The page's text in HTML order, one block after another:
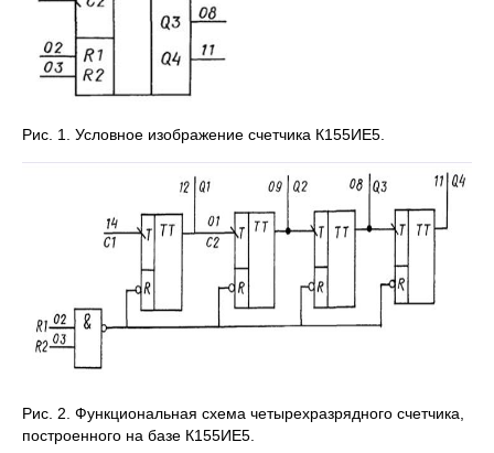
Рис. 1. Условное изображение счетчика К155ИЕ5.
Рис. 2. Функциональная схема четырехразрядного счетчика,
построенного на базе К155ИЕ5.